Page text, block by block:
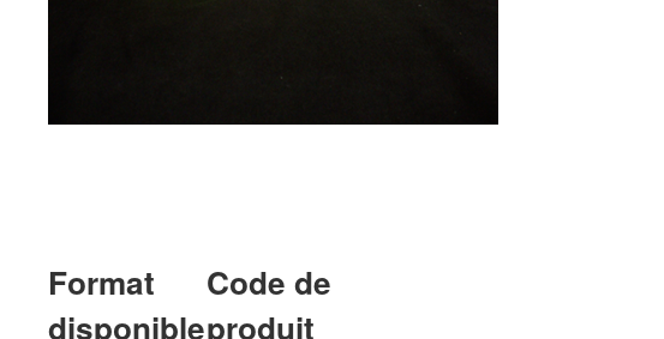
Format
disponible
Code de
produit